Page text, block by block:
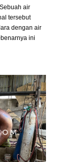
air
tersebut
dengan air
ini